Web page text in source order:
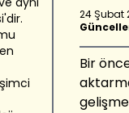
24 Şubat
Bir